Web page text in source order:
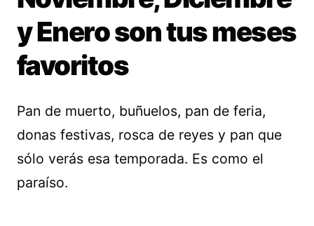
y Enero son tus meses
favoritos
Pan de muerto, buñuelos, pan de feria,
donas festivas, rosca de reyes y pan que
sólo verás esa temporada. Es como el
paraíso.